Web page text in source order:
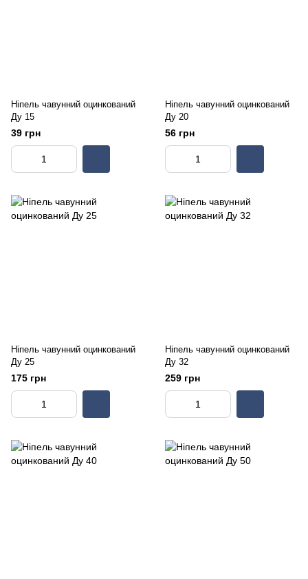
Ніпель чавунний оцинкований
Ду 15
39 грн
Ніпель чавунний оцинкований
Ду 20
56 грн
Ніпель чавунний оцинкований
Ду 25
175 грн
Ніпель чавунний оцинкований
Ду 32
259 грн